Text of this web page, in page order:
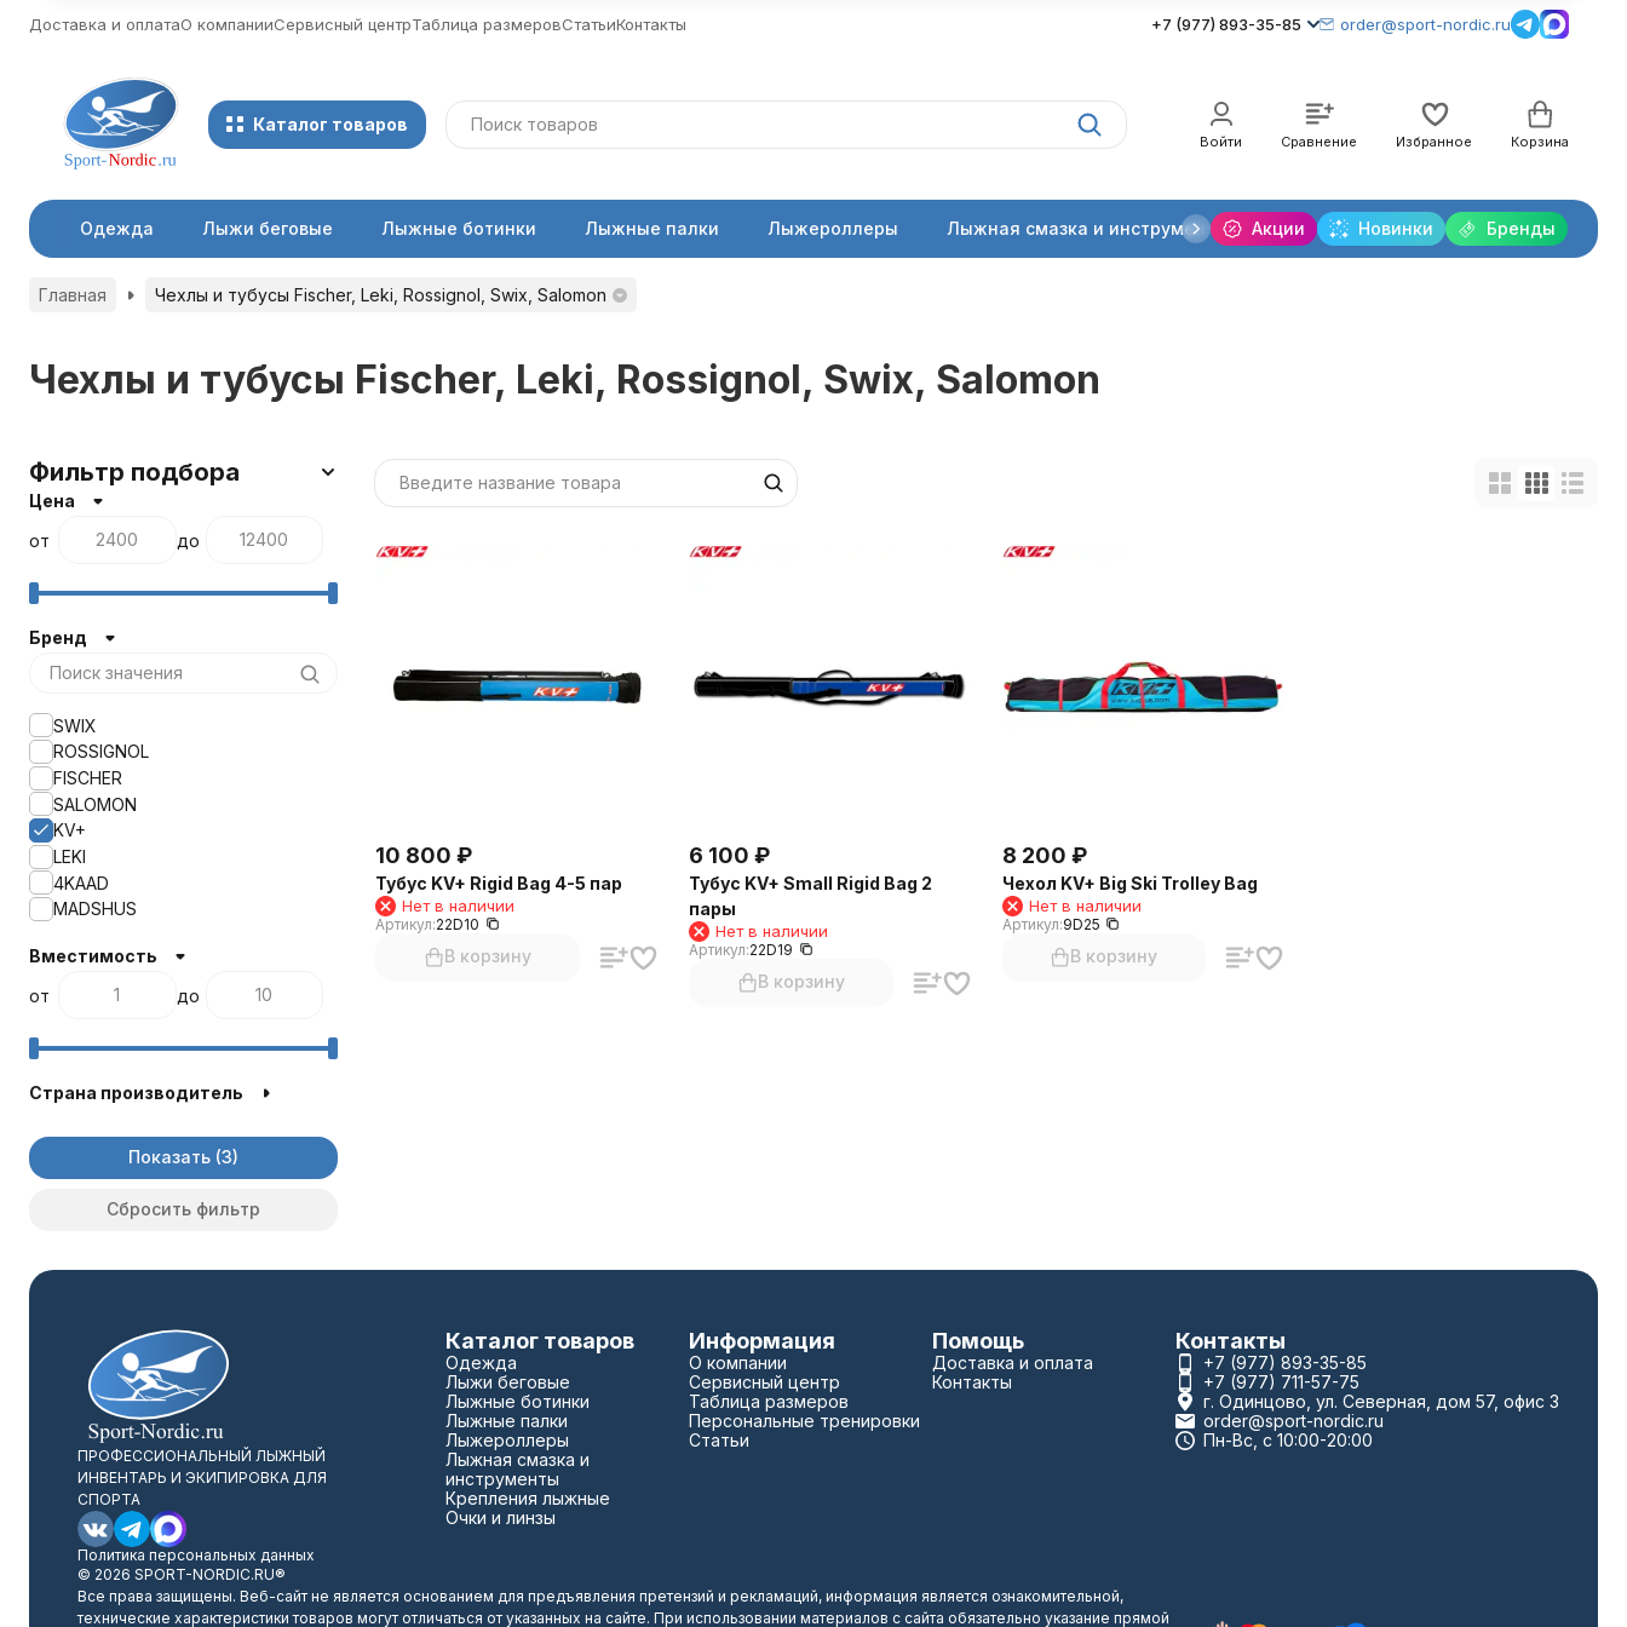
Доставка и оплатаО компанииСервисный центрТаблица размеровСтатьиКонтакты +7 (977) 893-35-85 order@sport-nordic.ru
Каталог товаров
Войти Сравнение Избранное Корзина
Акции Новинки Бренды
Одежда Лыжи беговые Лыжные ботинки Лыжные палки Лыжероллеры Лыжная смазка и инструменты Крепления лыжные Очки и линзы
Главная Чехлы и тубусы Fischer, Leki, Rossignol, Swix, Salomon
Чехлы и тубусы Fischer, Leki, Rossignol, Swix, Salomon
10 800 ₽
Тубус KV+ Rigid Bag 4-5 пар
Нет в наличии
Артикул:22D10
В корзину
6 100 ₽
Тубус KV+ Small Rigid Bag 2
пары
Нет в наличии
Артикул:22D19
В корзину
8 200 ₽
Чехол KV+ Big Ski Trolley Bag
Нет в наличии
Артикул:9D25
В корзину
Фильтр подбора
Цена
от
до
Бренд
SWIX
ROSSIGNOL
FISCHER
SALOMON
KV+
LEKI
4KAAD
MADSHUS
Вместимость
от
до
Страна производитель
Показать
Сбросить фильтр
ПРОФЕССИОНАЛЬНЫЙ ЛЫЖНЫЙ
ИНВЕНТАРЬ И ЭКИПИРОВКА ДЛЯ
СПОРТА
Каталог товаров
Одежда
Лыжи беговые
Лыжные ботинки
Лыжные палки
Лыжероллеры
Лыжная смазка и
инструменты
Крепления лыжные
Очки и линзы
Информация
О компании
Сервисный центр
Таблица размеров
Персональные тренировки
Статьи
Помощь
Доставка и оплата
Контакты
Контакты
+7 (977) 893-35-85
+7 (977) 711-57-75
г. Одинцово, ул. Северная, дом 57, офис 3
order@sport-nordic.ru
Пн-Вс, с 10:00-20:00
Политика персональных данных
© 2026 SPORT-NORDIC.RU®
Все права защищены. Веб-сайт не является основанием для предъявления претензий и рекламаций, информация является ознакомительной,
технические характеристики товаров могут отличаться от указанных на сайте. При использовании материалов с сайта обязательно указание прямой